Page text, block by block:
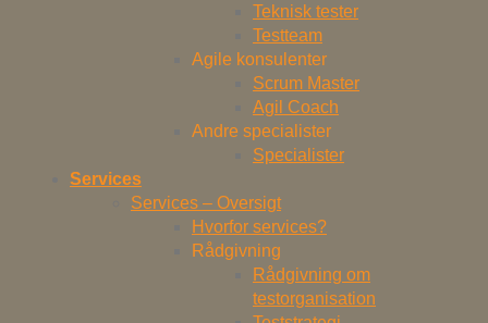
Teknisk tester
Testteam
Agile konsulenter
Scrum Master
Agil Coach
Andre specialister
Specialister
Services
Services – Oversigt
Hvorfor services?
Rådgivning
Rådgivning om
testorganisation